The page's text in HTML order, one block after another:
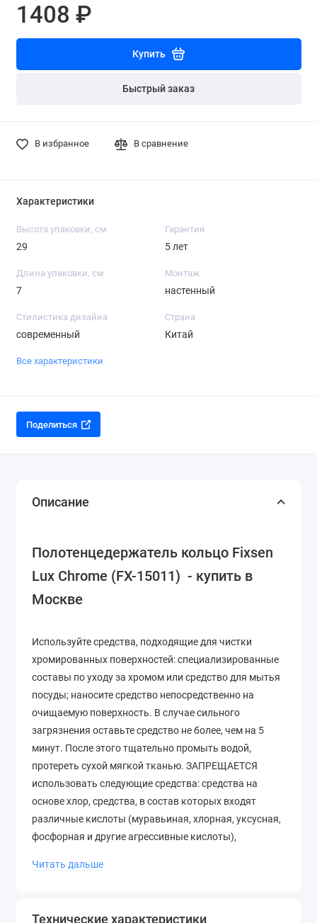
1408 ₽
Купить
Быстрый заказ
В избранное В сравнение
Характеристики
Высота упаковки, см
29
Гарантия
5 лет
Длина упаковки, см
7
Монтаж
настенный
Стилистика дизайна
современный
Страна
Китай
Все характеристики
Поделиться
Описание
Полотенцедержатель кольцо Fixsen
Lux Chrome (FX-15011) - купить в
Москве
Используйте средства, подходящие для чистки
хромированных поверхностей: специализированные
составы по уходу за хромом или средство для мытья
посуды; наносите средство непосредственно на
очищаемую поверхность. В случае сильного
загрязнения оставьте средство не более, чем на 5
минут. После этого тщательно промыть водой,
протереть сухой мягкой тканью. ЗАПРЕЩАЕТСЯ
использовать следующие средства: средства на
основе хлор, средства, в состав которых входят
различные кислоты (муравьиная, хлорная, уксусная,
фосфорная и другие агрессивные кислоты),
различных средств для чистки, грубые проволочные
Читать дальше
Технические характеристики